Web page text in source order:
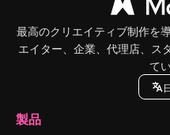
最高のクリエイティブ制作を
エイター、企業、代理店、ス
て
製品